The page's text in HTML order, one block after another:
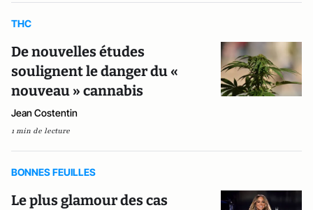
THC
De nouvelles études
soulignent le danger du «
nouveau » cannabis
Jean Costentin
1 min de lecture
BONNES FEUILLES
Le plus glamour des cas